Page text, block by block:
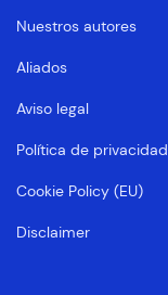
Nuestros autores
Aliados
Aviso legal
Política de privacidad
Cookie Policy (EU)
Disclaimer